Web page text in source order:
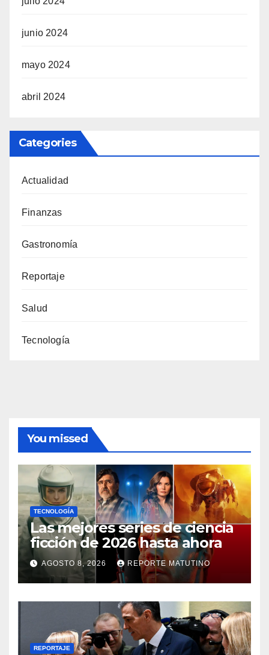
junio 2024
mayo 2024
abril 2024
Categories
Actualidad
Finanzas
Gastronomía
Reportaje
Salud
Tecnología
You missed
TECNOLOGÍA
Las mejores series de ciencia
ficción de 2026 hasta ahora
AGOSTO 8, 2026 REPORTE MATUTINO
REPORTAJE